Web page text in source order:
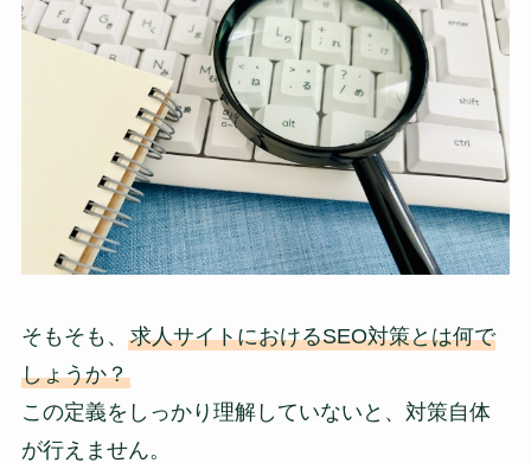
そもそも、 求人サイトにおけるSEO対策とは何で
しょうか？
この定義をしっかり理解していないと、対策自体
が行えません。